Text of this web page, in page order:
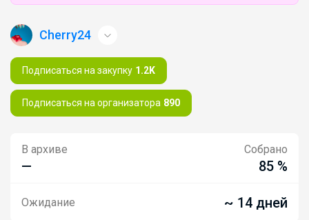
Cherry24
Подписаться на закупку 1.2K
Подписаться на организатора 890
В архиве
—
Собрано
85 %
Ожидание ~ 14 дней